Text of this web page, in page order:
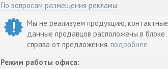
По вопросам размещения рекламы
Мы не реализуем продукцию, контактные
данные продавцов расположены в блоке
справа от предложения.подробнее
Режим работы офиса: